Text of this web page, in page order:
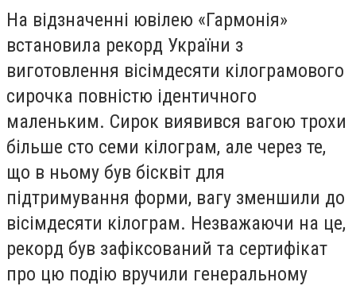
На відзначенні ювілею «Гармонія»
встановила рекорд України з
виготовлення вісімдесяти кілограмового
сирочка повністю ідентичного
маленьким. Сирок виявився вагою трохи
більше сто семи кілограм, але через те,
що в ньому був бісквіт для
підтримування форми, вагу зменшили до
вісімдесяти кілограм. Незважаючи на це,
рекорд був зафіксований та сертифікат
про цю подію вручили генеральному